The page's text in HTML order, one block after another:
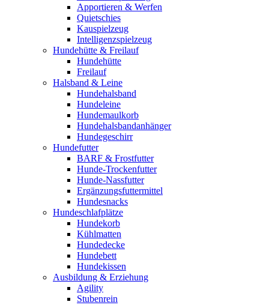
Apportieren & Werfen
Quietschies
Kauspielzeug
Intelligenzspielzeug
Hundehütte & Freilauf
Hundehütte
Freilauf
Halsband & Leine
Hundehalsband
Hundeleine
Hundemaulkorb
Hundehalsbandanhänger
Hundegeschirr
Hundefutter
BARF & Frostfutter
Hunde-Trockenfutter
Hunde-Nassfutter
Ergänzungsfuttermittel
Hundesnacks
Hundeschlafplätze
Hundekorb
Kühlmatten
Hundedecke
Hundebett
Hundekissen
Ausbildung & Erziehung
Agility
Stubenrein